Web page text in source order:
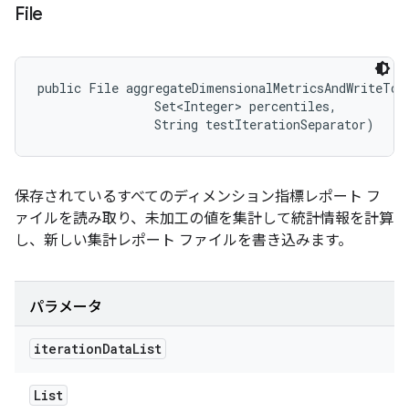
File
public File
                Set<Integer> percentiles,
                String testIterationSeparator)
保存されているすべてのディメンション指標レポート フ
ァイルを読み取り、未加工の値を集計して統計情報を計算
し、新しい集計レポート ファイルを書き込みます。
パラメータ
iterationDataList
List